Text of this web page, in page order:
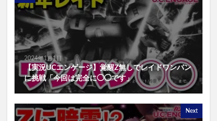
2024年1月1日
【実況UCエンゲージ】覚醒Z無しでレイドワンパン
に挑戦「今回は完全に◯◯です」
Next